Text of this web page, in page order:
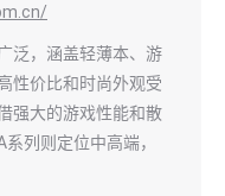
泛，涵盖轻薄本、游
性价比和时尚外观受
强大的游戏性能和散
列则定位中高端，